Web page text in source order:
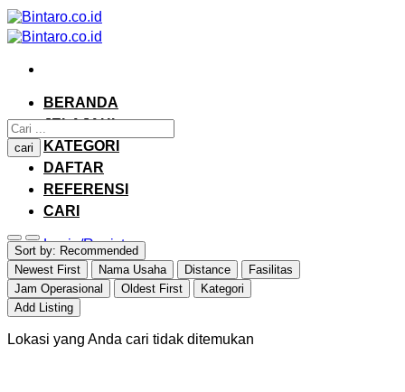
Skip
to
content
BERANDA
JELAJAHI
KATEGORI
DAFTAR
REFERENSI
CARI
Login/Register
cari
Sort by: Recommended
Newest First
Nama Usaha Distance
Fasilitas
Jam Operasional
Oldest First
Kategori
Add Listing
Lokasi yang Anda cari tidak ditemukan